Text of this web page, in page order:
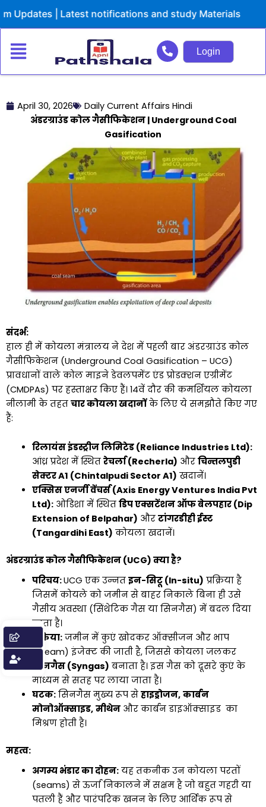
to
| Latest notifications and study Materials
Login
April 30, 2026
Daily Current Affairs Hindi
अंडरग्राउंड कोल गैसीफिकेशन | Underground Coal
Gasification
संदर्भ:
हाल ही में कोयला मंत्रालय ने देश में पहली बार अंडरग्राउंड कोल
गैसीफिकेशन (Underground Coal Gasification – UCG)
प्रावधानों वाले कोल माइने डेवलपमेंट एंड प्रोडक्शन एग्रीमेंट
(CMDPAs) पर हस्ताक्षर किए हैं। 14वें दौर की कमर्शियल कोयला
नीलामी के तहत चार कोयला खदानोंके लिए ये समझौते किए गए
हैं:
रिलायंस इंडस्ट्रीज लिमिटेड (Reliance Industries Ltd):
आंध्र प्रदेश में स्थित रेचर्ला (Recherla) और चिन्तलपुडी
सेक्टर A1 (Chintalpudi Sector A1) खदानें।
एक्सिस एनर्जी वेंचर्स (Axis Energy Ventures India Pvt
Ltd):ओडिशा में स्थित डिप एक्सटेंशन ऑफ बेलपहार (Dip
Extension of Belpahar) और टांगरडीही ईस्ट
(Tangardihi East) कोयला खदानें।
अंडरग्राउंड कोल गैसीफिकेशन (UCG) क्या है?
परिचय:UCG एक उन्नत इन-सिटू (In-situ) प्रक्रिया है
जिसमें कोयले को जमीन से बाहर निकाले बिना ही उसे
गैसीय अवस्था (सिंथेटिक गैस या सिनगैस) में बदल दिया
जाता है।
प्रक्रिया:जमीन में कुएं खोदकर ऑक्सीजन और भाप
(steam) इंजेक्ट की जाती है, जिससे कोयला जलकर
सिनगैस (Syngas) बनाता है। इस गैस को दूसरे कुएं के
माध्यम से सतह पर लाया जाता है।
घटक:सिनगैस मुख्य रूप से हाइड्रोजन, कार्बन
मोनोऑक्साइड, मीथेनऔर कार्बन डाइऑक्साइड का
मिश्रण होती है।
महत्व:
अगम्य भंडार का दोहन:यह तकनीक उन कोयला परतों
(seams) से ऊर्जा निकालने में सक्षम है जो बहुत गहरी या
पतली हैं और पारंपरिक खनन के लिए आर्थिक रूप से